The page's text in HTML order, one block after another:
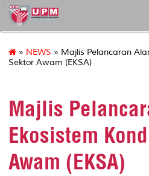
127
» NEWS » Majlis Pelancaran
Sektor Awam (EKSA)
Majlis
Ekosistem
Awam (EKSA)